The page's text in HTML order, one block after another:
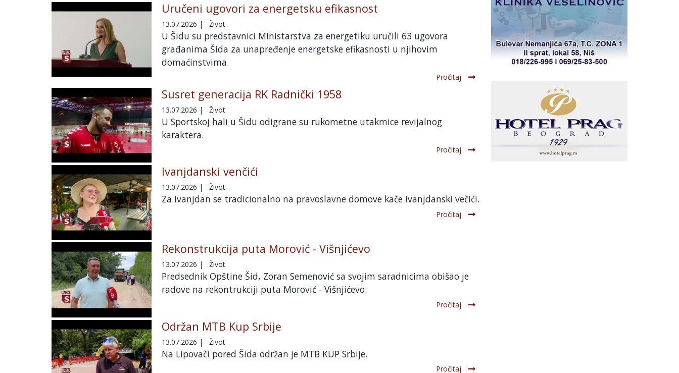
Uručeni ugovori za energetsku efikasnost
13.07.2026 | Život
U Šidu su predstavnici Ministarstva za energetiku uručili 63 ugovora
građanima Šida za unapređenje energetske efikasnosti u njihovim
domaćinstvima.
Pročitaj
Susret generacija RK Radnički 1958
13.07.2026 | Život
U Sportskoj hali u Šidu odigrane su rukometne utakmice revijalnog
karaktera.
Pročitaj
Ivanjdanski venčići
13.07.2026 | Život
Za Ivanjdan se tradicionalno na pravoslavne domove kače Ivanjdanski večići.
Pročitaj
Rekonstrukcija puta Morović - Višnjićevo
13.07.2026 | Život
Predsednik Opštine Šid, Zoran Semenović sa svojim saradnicima obišao je
radove na rekontrukciji puta Morović - Višnjićevo.
Pročitaj
Održan MTB Kup Srbije
13.07.2026 | Život
Na Lipovači pored Šida održan je MTB KUP Srbije.
Pročitaj